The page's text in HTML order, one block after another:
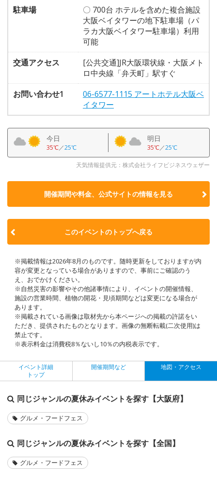
駐車場
〇 700台 ホテルを含めた複合施設
大阪ベイタワーの地下駐車場（パ
ラカ大阪ベイタワー駐車場）利用
可能
交通アクセス
[公共交通]JR大阪環状線・大阪メト
ロ中央線「弁天町」駅すぐ
お問い合わせ1
06-6577-1115 アートホテル大阪ベ
イタワー
今日
35℃／25℃
明日
35℃／25℃
天気情報提供元：株式会社ライフビジネスウェザー
開催期間や料金、公式サイトの情報を見る
このイベントのトップへ戻る
※掲載情報は2026年8月のものです。随時更新をしておりますが内
容が変更となっている場合がありますので、事前にご確認のう
え、おでかけください。
※自然災害の影響やその他諸事情により、イベントの開催情報、
施設の営業時間、植物の開花・見頃期間などは変更になる場合が
あります。
※掲載されている画像は取材先から本ページへの掲載の許諾をい
ただき、提供されたものとなります。画像の無断転載(二次使用)は
禁止です。
※表示料金は消費税8％ないし10％の内税表示です。
イベント詳細
トップ
開催期間など 地図・アクセス
同じジャンルの夏休みイベントを探す【大阪府】
グルメ・フードフェス
同じジャンルの夏休みイベントを探す【全国】
グルメ・フードフェス